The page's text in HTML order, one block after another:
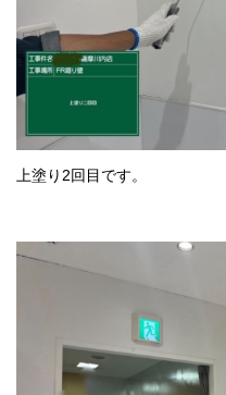
上塗り2回目です。